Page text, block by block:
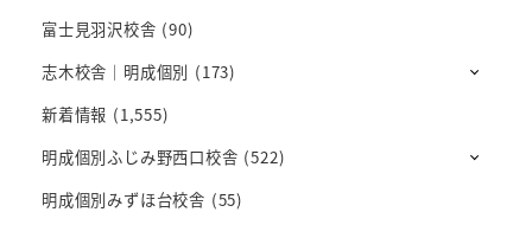
富士見羽沢校舎 (90)
志木校舎｜明成個別 (173)
新着情報 (1,555)
明成個別ふじみ野西口校舎 (522)
明成個別みずほ台校舎 (55)